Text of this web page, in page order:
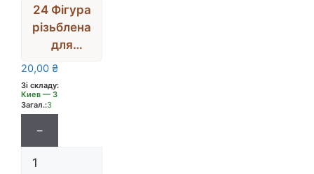
24 Фігура
різьблена
для
декору
ТРИЗУБО
М
(фанера),5
см
20,00 ₴
Зі складу:
Киев — 3
Загал.:3
−